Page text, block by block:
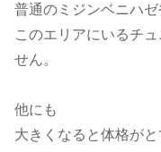
普通のミジンベニハゼ
このエリアにいるチ
せん。
他にも
大きくなると体格が